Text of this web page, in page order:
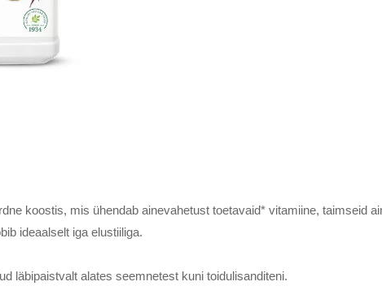
koostis, mis ühendab ainevahetust toetavaid* vitamiine, taimseid
ideaalselt iga elustiiliga.
läbipaistvalt alates seemnetest kuni toidulisanditeni.